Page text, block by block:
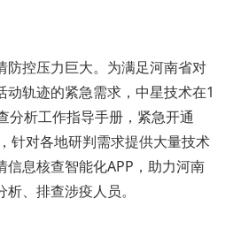
防控压力巨大。为满足河南省对
轨迹的紧急需求，中星技术在1
分析工作指导手册，紧急开通
针对各地研判需求提供大量技术
信息核查智能化APP，助力河南
、排查涉疫人员。